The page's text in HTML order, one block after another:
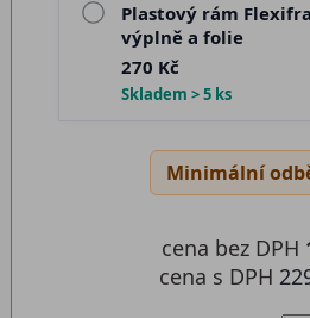
Plastový rám
výplně a folie
270 Kč
Skladem > 5 ks
Minimální
cena bez DPH
cena s DPH